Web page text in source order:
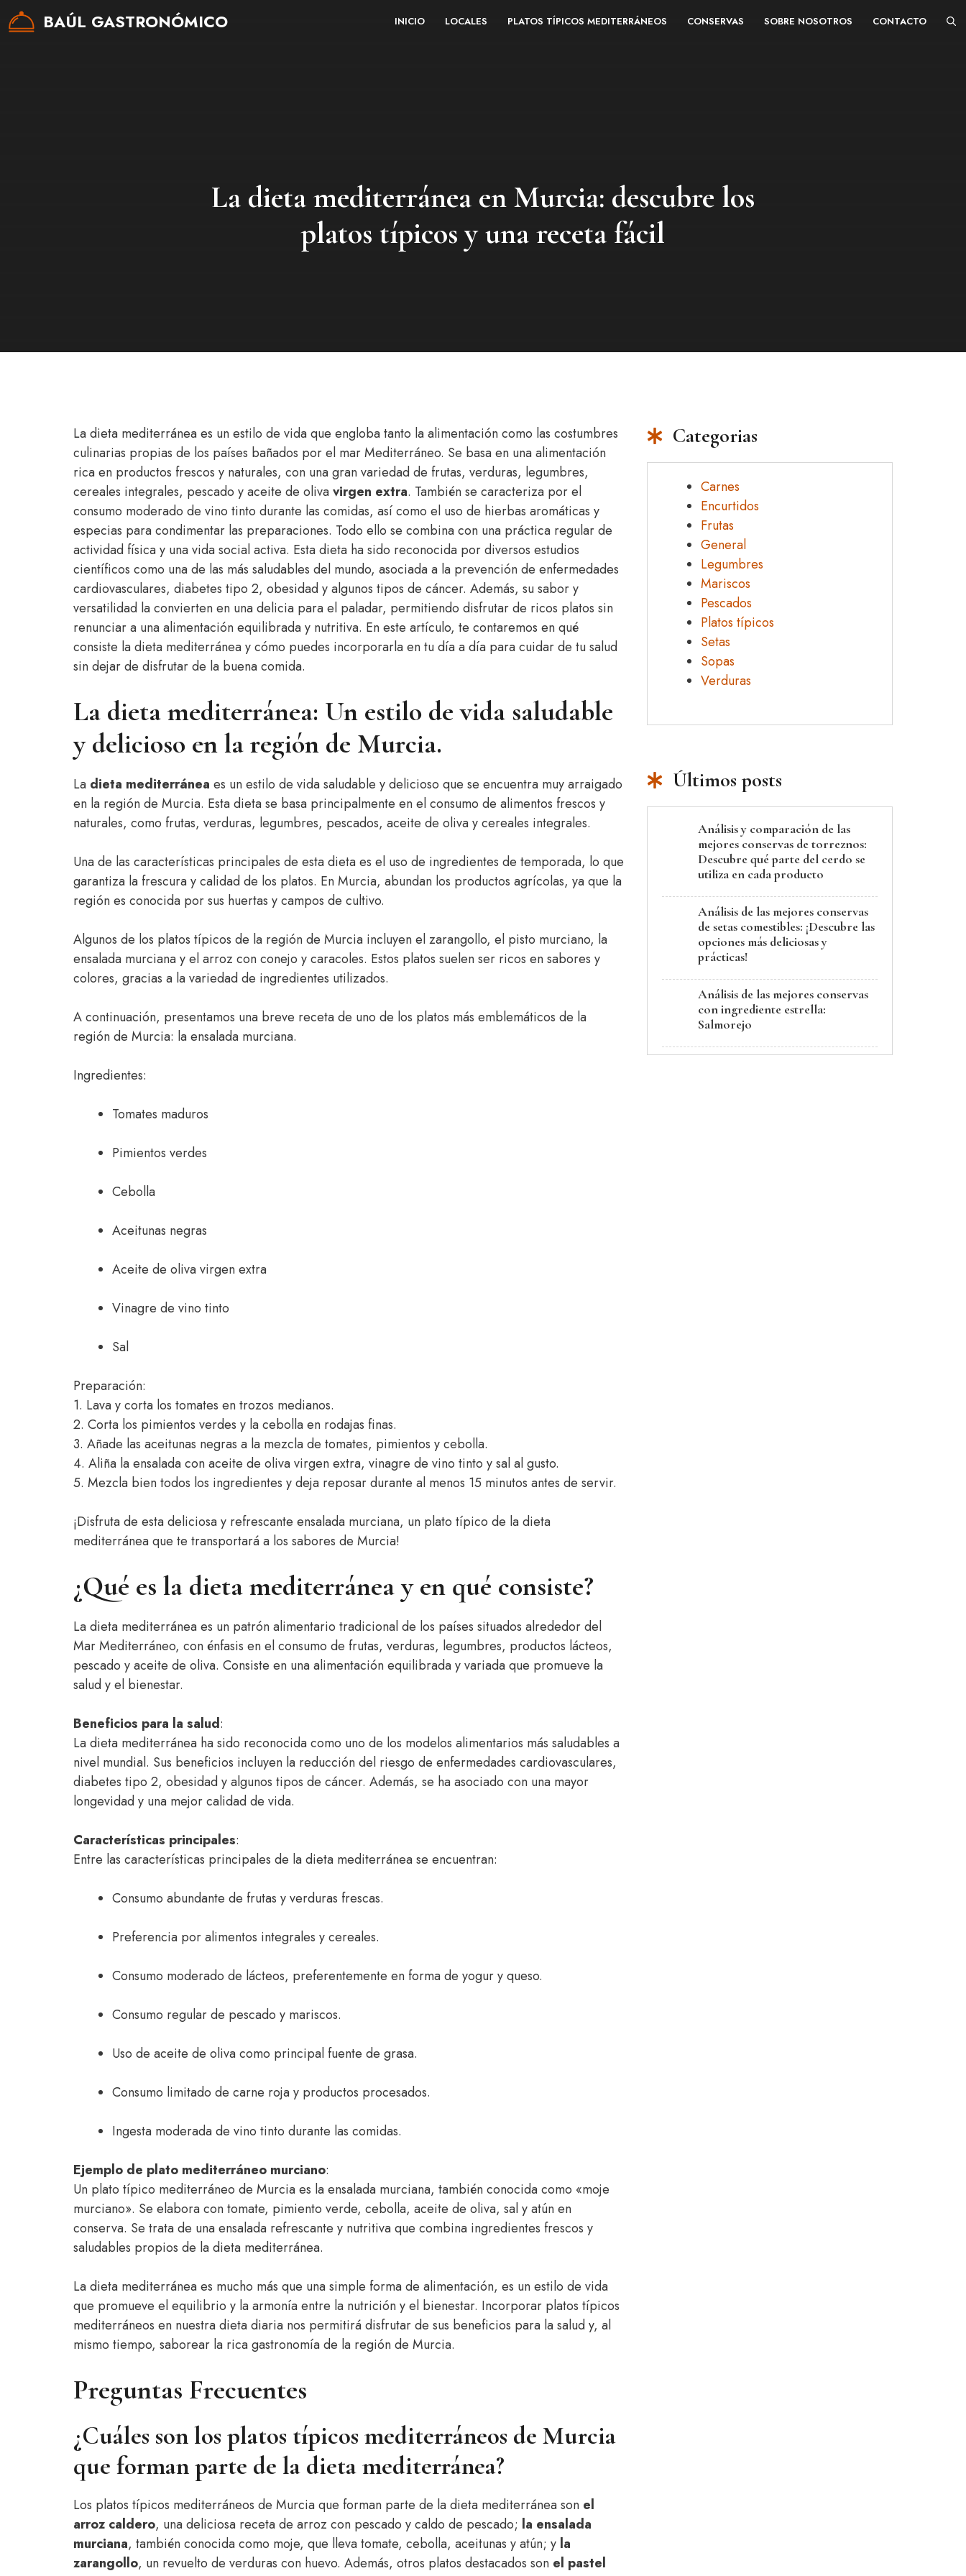
Saltar
BAÚL GASTRONÓMICO INICIO LOCALES PLATOS TÍPICOS MEDITERRÁNEOS CONSERVAS SOBRE NOSOTROS CONTACTO
La dieta mediterránea en Murcia: descubre los
platos típicos y una receta fácil
La dieta mediterránea es un estilo de vida que engloba tanto la alimentación como las costumbres
culinarias propias de los países bañados por el mar Mediterráneo. Se basa en una alimentación
rica en productos frescos y naturales, con una gran variedad de frutas, verduras, legumbres,
cereales integrales, pescado y aceite de olivavirgen extra. También se caracteriza por el
consumo moderado de vino tinto durante las comidas, así como el uso de hierbas aromáticas y
especias para condimentar las preparaciones. Todo ello se combina con una práctica regular de
actividad física y una vida social activa. Esta dieta ha sido reconocida por diversos estudios
científicos como una de las más saludables del mundo, asociada a la prevención de enfermedades
cardiovasculares, diabetes tipo 2, obesidad y algunos tipos de cáncer. Además, su sabor y
versatilidad la convierten en una delicia para el paladar, permitiendo disfrutar de ricos platos sin
renunciar a una alimentación equilibrada y nutritiva. En este artículo, te contaremos en qué
consiste la dieta mediterránea y cómo puedes incorporarla en tu día a día para cuidar de tu salud
sin dejar de disfrutar de la buena comida.
La dieta mediterránea: Un estilo de vida saludable
y delicioso en la región de Murcia.
La dieta mediterránea es un estilo de vida saludable y delicioso que se encuentra muy arraigado
en la región de Murcia. Esta dieta se basa principalmente en el consumo de alimentos frescos y
naturales, como frutas, verduras, legumbres, pescados, aceite de oliva y cereales integrales.
Una de las características principales de esta dieta es el uso de ingredientes de temporada, lo que
garantiza la frescura y calidad de los platos. En Murcia, abundan los productos agrícolas, ya que la
región es conocida por sus huertas y campos de cultivo.
Algunos de los platos típicos de la región de Murcia incluyen el zarangollo, el pisto murciano, la
ensalada murciana y el arroz con conejo y caracoles. Estos platos suelen ser ricos en sabores y
colores, gracias a la variedad de ingredientes utilizados.
A continuación, presentamos una breve receta de uno de los platos más emblemáticos de la
región de Murcia: la ensalada murciana.
Ingredientes:
Tomates maduros
Pimientos verdes
Cebolla
Aceitunas negras
Aceite de oliva virgen extra
Vinagre de vino tinto
Sal
Preparación:
1. Lava y corta los tomates en trozos medianos.
2. Corta los pimientos verdes y la cebolla en rodajas finas.
3. Añade las aceitunas negras a la mezcla de tomates, pimientos y cebolla.
4. Aliña la ensalada con aceite de oliva virgen extra, vinagre de vino tinto y sal al gusto.
5. Mezcla bien todos los ingredientes y deja reposar durante al menos 15 minutos antes de servir.
¡Disfruta de esta deliciosa y refrescante ensalada murciana, un plato típico de la dieta
mediterránea que te transportará a los sabores de Murcia!
¿Qué es la dieta mediterránea y en qué consiste?
La dieta mediterránea es un patrón alimentario tradicional de los países situados alrededor del
Mar Mediterráneo, con énfasis en el consumo de frutas, verduras, legumbres, productos lácteos,
pescado y aceite de oliva. Consiste en una alimentación equilibrada y variada que promueve la
salud y el bienestar.
Beneficios para la salud:
La dieta mediterránea ha sido reconocida como uno de los modelos alimentarios más saludables a
nivel mundial. Sus beneficios incluyen la reducción del riesgo de enfermedades cardiovasculares,
diabetes tipo 2, obesidad y algunos tipos de cáncer. Además, se ha asociado con una mayor
longevidad y una mejor calidad de vida.
Características principales:
Entre las características principales de la dieta mediterránea se encuentran:
Consumo abundante de frutas y verduras frescas.
Preferencia por alimentos integrales y cereales.
Consumo moderado de lácteos, preferentemente en forma de yogur y queso.
Consumo regular de pescado y mariscos.
Uso de aceite de oliva como principal fuente de grasa.
Consumo limitado de carne roja y productos procesados.
Ingesta moderada de vino tinto durante las comidas.
Ejemplo de plato mediterráneo murciano:
Un plato típico mediterráneo de Murcia es la ensalada murciana, también conocida como «moje
murciano». Se elabora con tomate, pimiento verde, cebolla, aceite de oliva, sal y atún en
conserva. Se trata de una ensalada refrescante y nutritiva que combina ingredientes frescos y
saludables propios de la dieta mediterránea.
La dieta mediterránea es mucho más que una simple forma de alimentación, es un estilo de vida
que promueve el equilibrio y la armonía entre la nutrición y el bienestar. Incorporar platos típicos
mediterráneos en nuestra dieta diaria nos permitirá disfrutar de sus beneficios para la salud y, al
mismo tiempo, saborear la rica gastronomía de la región de Murcia.
Preguntas Frecuentes
¿Cuáles son los platos típicos mediterráneos de Murcia
que forman parte de la dieta mediterránea?
Los platos típicos mediterráneos de Murcia que forman parte de la dieta mediterránea son el
arroz caldero, una deliciosa receta de arroz con pescado y caldo de pescado; la ensalada
murciana, también conocida como moje, que lleva tomate, cebolla, aceitunas y atún; y la
zarangollo, un revuelto de verduras con huevo. Además, otros platos destacados son el pastel
Categorias
Carnes
Encurtidos
Frutas
General
Legumbres
Mariscos
Pescados
Platos típicos
Setas
Sopas
Verduras
Últimos posts
Análisis y comparación de las
mejores conservas de torreznos:
Descubre qué parte del cerdo se
utiliza en cada producto
Análisis de las mejores conservas
de setas comestibles: ¡Descubre las
opciones más deliciosas y
prácticas!
Análisis de las mejores conservas
con ingrediente estrella:
Salmorejo